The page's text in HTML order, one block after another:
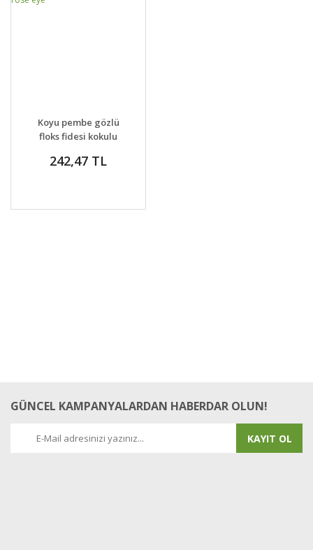
DETAYLAR
VER
Koyu pembe gözlü
floks fidesi kokulu
adessa rose eye
242,47 TL
GÜNCEL KAMPANYALARDAN HABERDAR OLUN!
KAYIT OL